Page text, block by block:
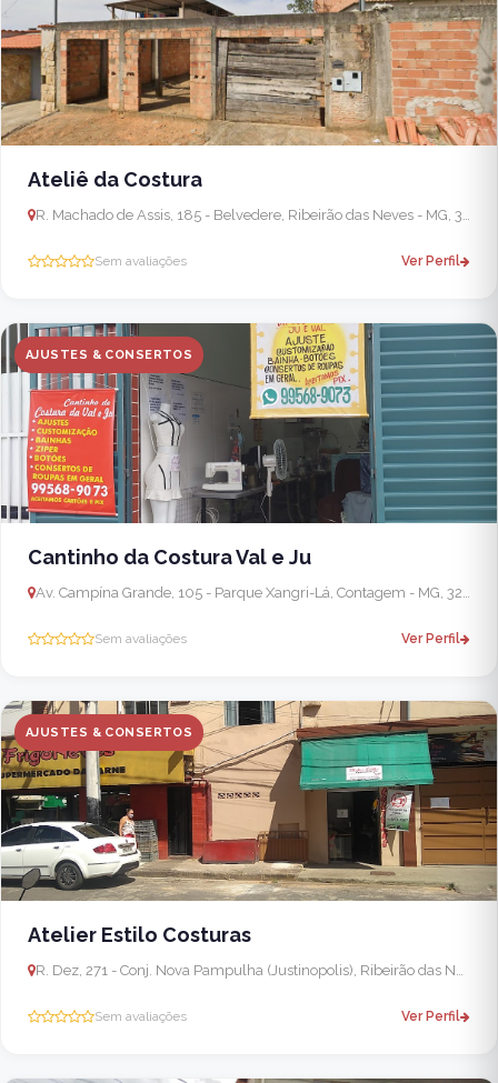
Ateliê da Costura
R. Machado de Assis, 185 - Belvedere, Ribeirão das Neves - MG, 33821-437, Brasil
Sem avaliações Ver Perfil
AJUSTES & CONSERTOS
Cantinho da Costura Val e Ju
Av. Campína Grande, 105 - Parque Xangri-Lá, Contagem - MG, 32186-300, Brasil
Sem avaliações Ver Perfil
AJUSTES & CONSERTOS
Atelier Estilo Costuras
R. Dez, 271 - Conj. Nova Pampulha (Justinopolis), Ribeirão das Neves - MG, 33937-190, Brasil
Sem avaliações Ver Perfil